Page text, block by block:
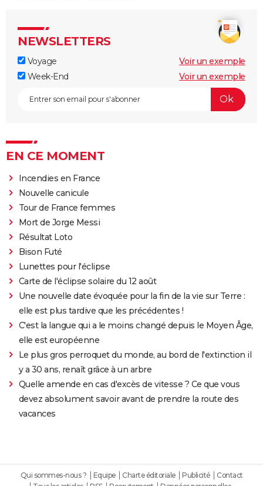
NEWSLETTERS
Voyage
Voir un exemple
Week-End
Voir un exemple
EN CE MOMENT
Incendies en France
Nouvelle canicule
Tour de France femmes
Mort de Jorge Messi
Résultat Loto
Bison Futé
Lunettes pour l'éclipse
Carte de l'éclipse solaire du 12 août
Une nouvelle date évoquée pour la fin de la vie sur Terre :
elle est plus tardive que les précédentes !
C'est la langue qui a le moins changé depuis le Moyen Âge,
elle est européenne
Le plus gros perroquet du monde, au bord de l'extinction il
y a 30 ans, renaît grâce à un arbre
Quelle amende en cas d'excès de vitesse ? Ce que vous
devez absolument savoir avant de prendre la route des
vacances
Qui sommes-nous ? Equipe Charte éditoriale Publicité
Contact